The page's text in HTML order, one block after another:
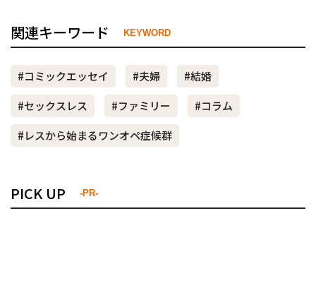
関連キーワード KEYWORD
#コミックエッセイ #夫婦
#結婚
#セックスレス
#ファミリー
#コラム
#レスから始まるワンオペ症候群
PICK UP -PR-